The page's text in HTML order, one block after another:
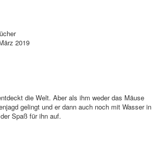
2019
die Welt. Aber als ihm weder das Mäuse
gelingt und er dann auch noch mit Wasser in
Spaß für ihn auf.